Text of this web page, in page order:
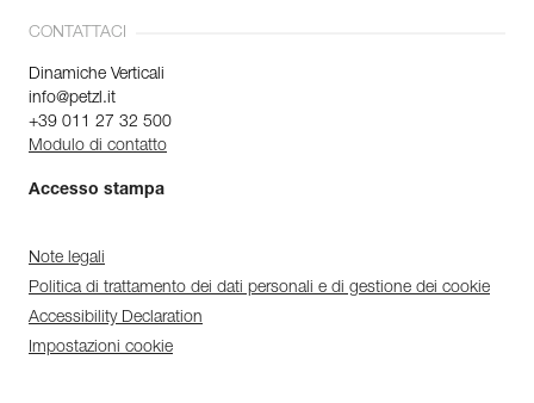
CONTATTACI
Dinamiche Verticali
info@petzl.it
+39 011 27 32 500
Modulo di contatto
Accesso stampa
Note legali
Politica di trattamento dei dati personali e di gestione dei cookie
Accessibility Declaration
Impostazioni cookie